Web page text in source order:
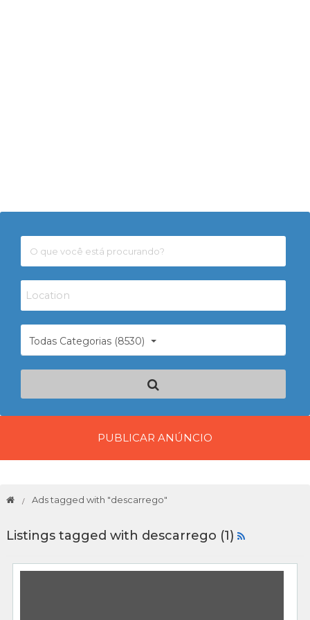
Todas Categorias (8530)
PUBLICAR ANÚNCIO
Ads tagged with "descarrego"
Listings tagged with descarrego (1)